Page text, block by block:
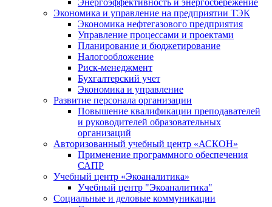
Энергоэффективность и энергосбережение
Экономика и управление на предприятии ТЭК
Экономика нефтегазового предприятия
Управление процессами и проектами
Планирование и бюджетирование
Налогообложение
Риск-менеджмент
Бухгалтерский учет
Экономика и управление
Развитие персонала организации
Повышение квалификации преподавателей
и руководителей образовательных
организаций
Авторизованный учебный центр «АСКОН»
Применение программного обеспечения
САПР
Учебный центр «Экоаналитика»
Учебный центр "Экоаналитика"
Социальные и деловые коммуникации